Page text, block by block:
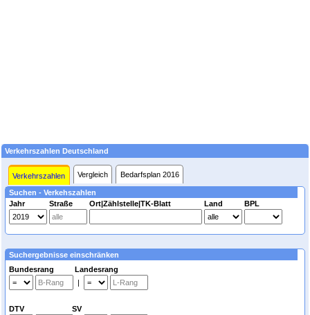
Verkehrszahlen Deutschland
Verkehrszahlen Vergleich Bedarfsplan 2016
Suchen - Verkehszahlen
Jahr
Straße Ort|Zählstelle|TK-Blatt Land BPL
Suchergebnisse einschränken
Bundesrang Landesrang
|
DTV SV